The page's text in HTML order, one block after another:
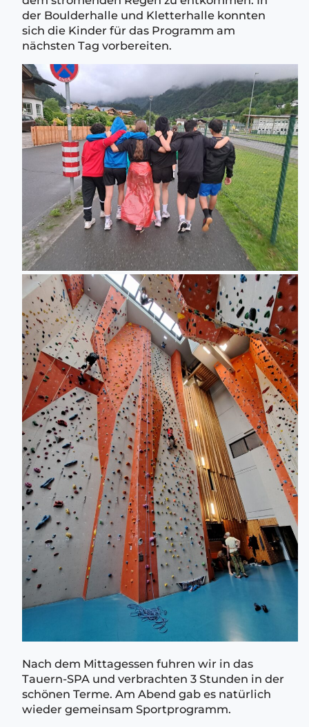
der Boulderhalle und Kletterhalle konnten
sich die Kinder für das Programm am
nächsten Tag vorbereiten.
Nach dem Mittagessen fuhren wir in das
Tauern-SPA und verbrachten 3 Stunden in der
schönen Terme. Am Abend gab es natürlich
wieder gemeinsam Sportprogramm.